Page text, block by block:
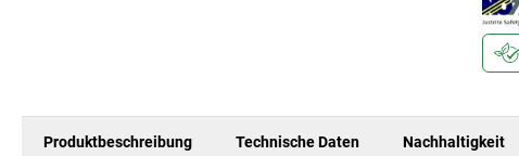
Produktbeschreibung Technische Daten Nachhaltigkeit